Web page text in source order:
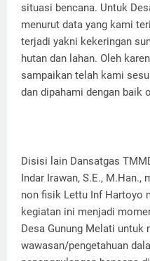
situasi bencana. Untuk
menurut data yang kami
terjadi yakni kekeringan
hutan dan lahan. Oleh
sampaikan telah kami
dan dipahami dengan baik
Disisi lain Dansatgas
Indar Irawan, S.E.,
non fisik Lettu Inf Hartoyo
kegiatan ini menjadi
Desa Gunung Melati untuk
wawasan/pengetahuan